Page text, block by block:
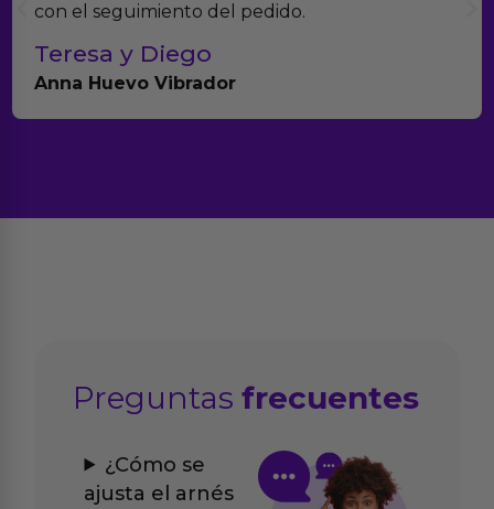
con el seguimiento del pedido.
Teresa y Diego
Anna Huevo Vibrador
Preguntasfrecuentes
¿Cómo se
ajusta el arnés